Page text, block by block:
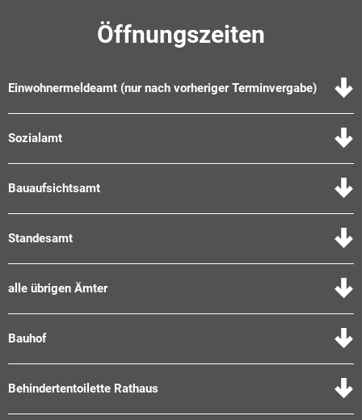
Öffnungszeiten
Einwohnermeldeamt (nur nach vorheriger Terminvergabe)
Sozialamt
Bauaufsichtsamt
Standesamt
alle übrigen Ämter
Bauhof
Behindertentoilette Rathaus